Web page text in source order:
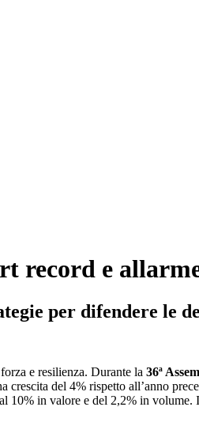
record e
per difendere le
e resilienza. Durante la 36ª
crescita del 4% rispetto all’anno
10% in valore e del 2,2% in volume.